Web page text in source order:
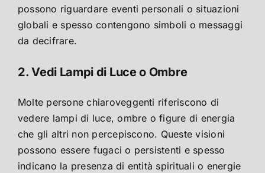
possono riguardare eventi personali o situazioni
globali e spesso contengono simboli o messaggi
da decifrare.
2. Vedi Lampi di Luce o Ombre
Molte persone chiaroveggenti riferiscono di
vedere lampi di luce, ombre o figure di energia
che gli altri non percepiscono. Queste visioni
possono essere fugaci o persistenti e spesso
indicano la presenza di entità spirituali o energie